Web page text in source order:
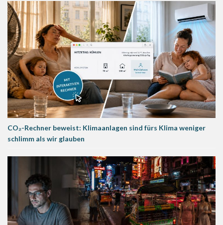
CO₂-Rechner beweist: Klimaanlagen sind fürs Klima weniger
schlimm als wir glauben